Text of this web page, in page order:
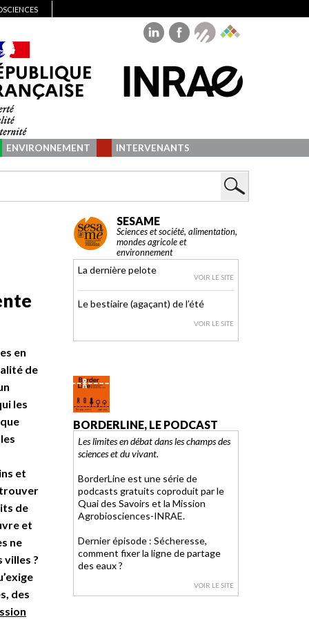
ENVIRONNEMENT INTERVENANTS
en
de
les
et
de
et
ne
villes ?
des
SESAME
Sciences et société, alimentation,
mondes agricole et
environnement
La dernière pelote
VOIR LE SITE
Le bestiaire (agaçant) de l’été
VOIR LE SITE
BORDERLINE, LE PODCAST
Les limites en débat dans les champs des
sciences et du vivant.
BorderLine est une série de
podcasts gratuits coproduit par le
Quai des Savoirs et la Mission
Agrobiosciences-INRAE.
Dernier épisode : Sécheresse,
comment fixer la ligne de partage
des eaux ?
VOIR LE SITE